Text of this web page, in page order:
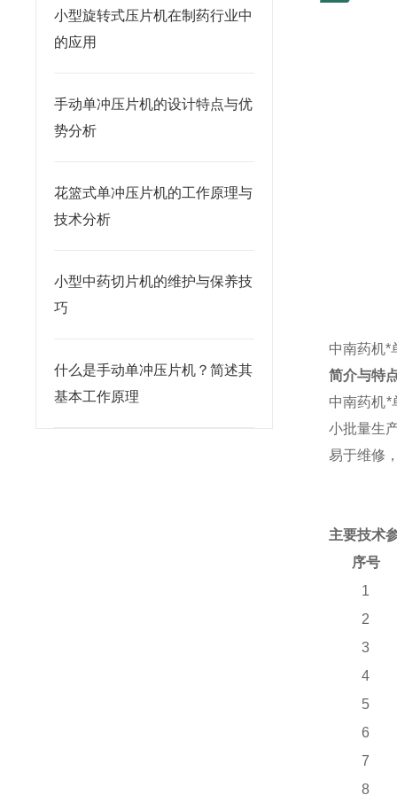
小型旋转式压片机在制药行业中
的应用
手动单冲压片机的设计特点与优
势分析
花篮式单冲压片机的工作原理与
技术分析
小型中药切片机的维护与保养技
巧
什么是手动单冲压片机？简述其
基本工作原理
中南药机*
简介与特
中南药机*
小批量生
易于维修
主要技术
序号
1
2
3
4
5
6
7
8